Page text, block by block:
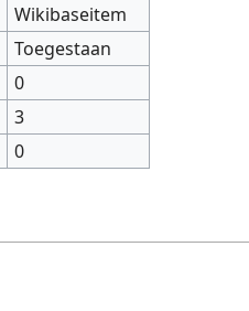
Wikibaseitem
Toegestaan
0
3
0